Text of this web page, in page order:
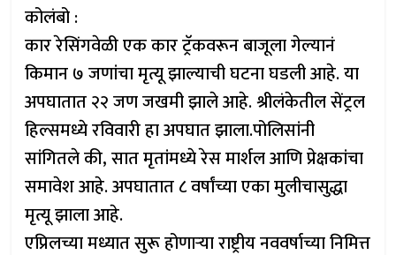
कोलंबो :
कार रेसिंगवेळी एक कार ट्रॅकवरून बाजूला गेल्यानं
किमान ७ जणांचा मृत्यू झाल्याची घटना घडली आहे. या
अपघातात २२ जण जखमी झाले आहे. श्रीलंकेतील सेंट्रल
हिल्समध्ये रविवारी हा अपघात झाला.पोलिसांनी
सांगितले की, सात मृतांमध्ये रेस मार्शल आणि प्रेक्षकांचा
समावेश आहे. अपघातात ८ वर्षांच्या एका मुलीचासुद्धा
मृत्यू झाला आहे.
एप्रिलच्या मध्यात सुरू होणाऱ्या राष्ट्रीय नववर्षाच्या निमित्त